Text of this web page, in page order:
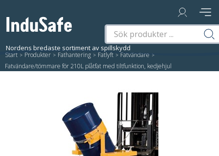
Start / Produkter / Fathantering / Fatlyft / Fatvändare /
Fatvändare/tömmare för 210L plåtfat med tiltfunktion, kedjehjul